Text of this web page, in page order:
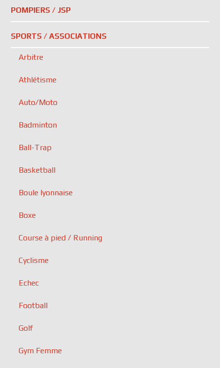
POMPIERS / JSP
SPORTS / ASSOCIATIONS
Arbitre
Athlétisme
Auto/Moto
Badminton
Ball-Trap
Basketball
Boule lyonnaise
Boxe
Course à pied / Running
Cyclisme
Echec
Football
Golf
Gym Femme